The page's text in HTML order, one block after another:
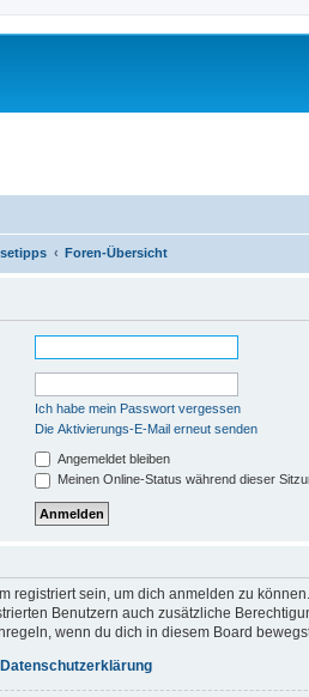
Foren-Übersicht
Ich habe mein Passwort vergessen
Die Aktivierungs-E-Mail erneut senden
Angemeldet bleiben
Meinen Online-Status während dieser
registriert sein, um dich anmelden zu
Benutzern auch zusätzliche
wenn du dich in diesem Board
Datenschutzerklärung